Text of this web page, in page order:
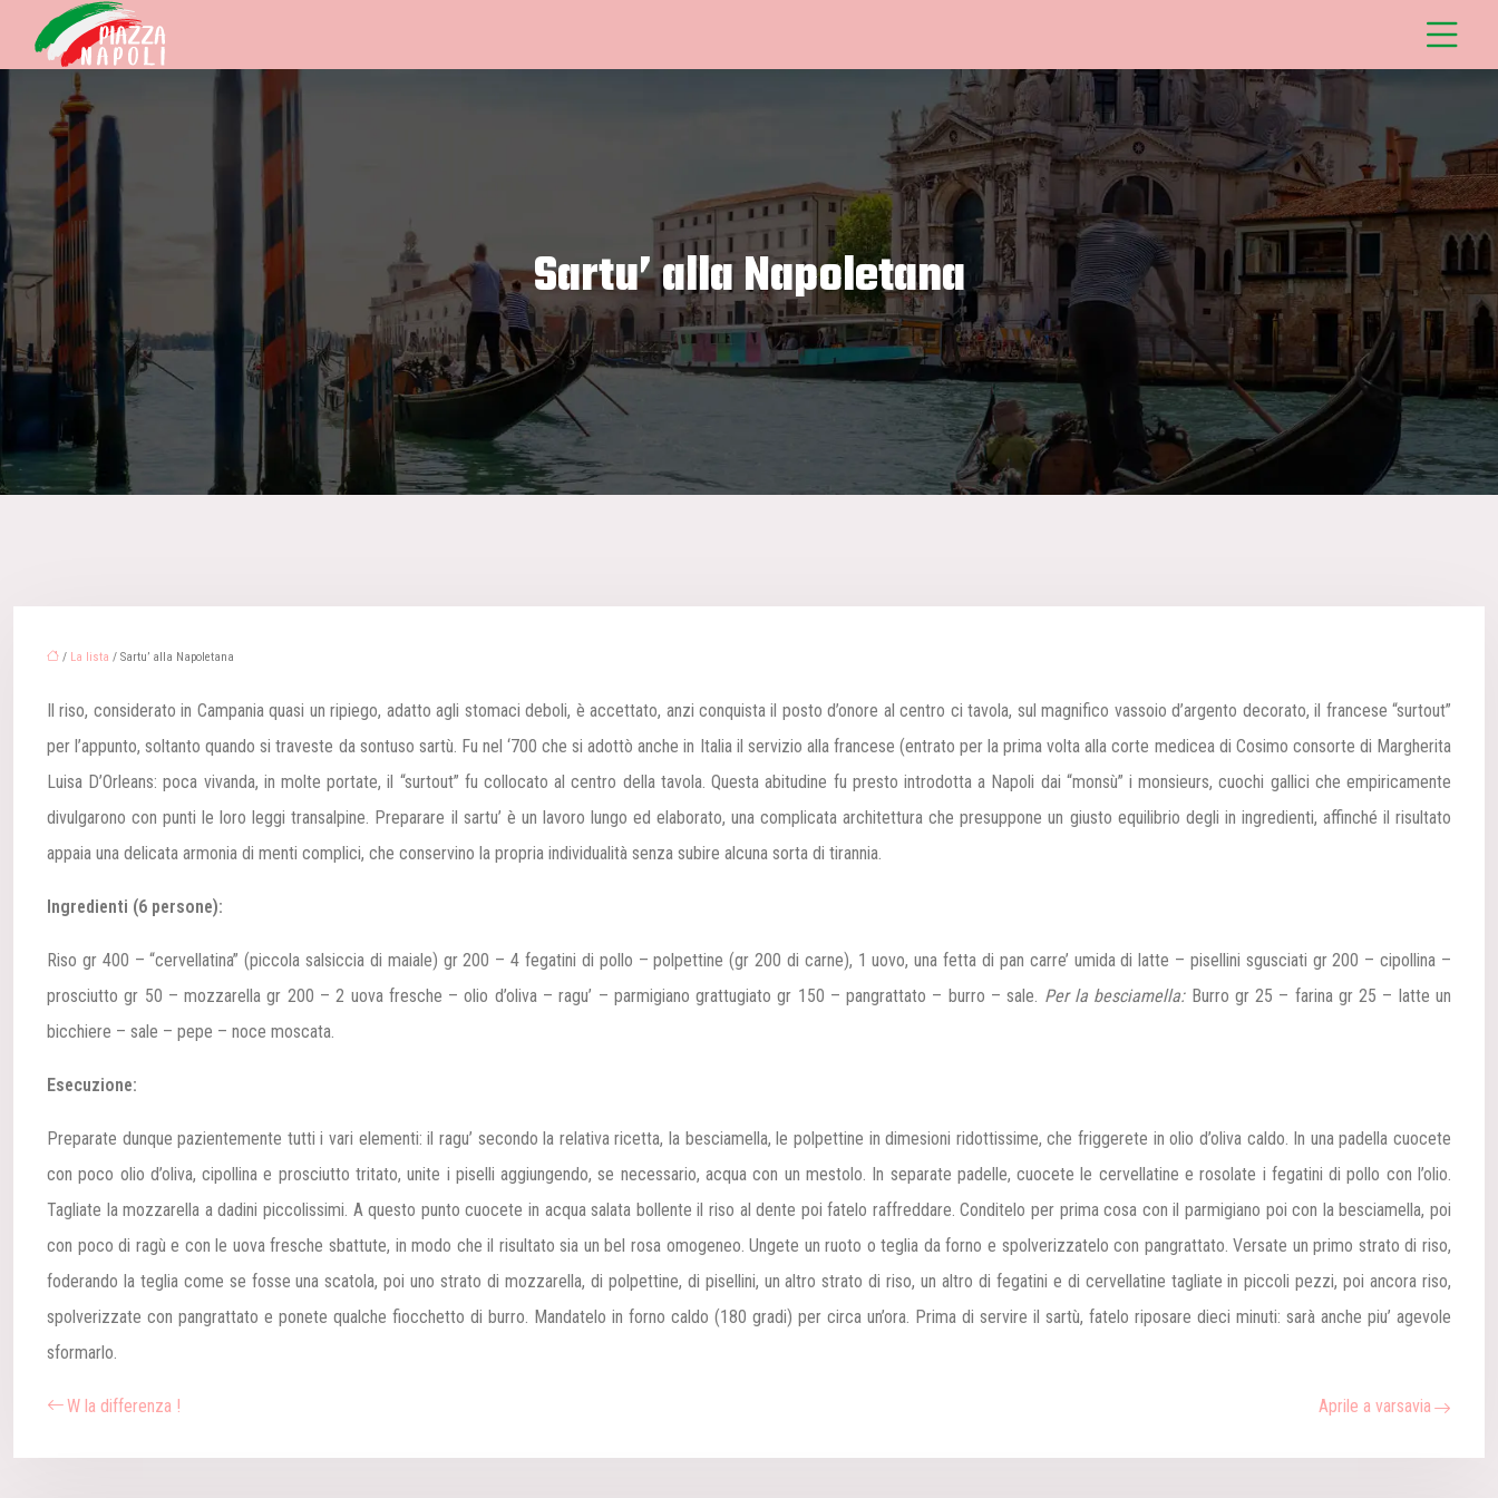
Sartu’ alla Napoletana
/ La lista / Sartu’ alla Napoletana
Il riso, considerato in Campania quasi un ripiego, adatto agli stomaci deboli, è accettato, anzi conquista il posto d’onore al centro ci tavola, sul magnifico vassoio d’argento decorato, il francese “surtout”
per l’appunto, soltanto quando si traveste da sontuso sartù. Fu nel ‘700 che si adottò anche in Italia il servizio alla francese (entrato per la prima volta alla corte medicea di Cosimo consorte di Margherita
Luisa D’Orleans: poca vivanda, in molte portate, il “surtout” fu collocato al centro della tavola. Questa abitudine fu presto introdotta a Napoli dai “monsù” i monsieurs, cuochi gallici che empiricamente
divulgarono con punti le loro leggi transalpine. Preparare il sartu’ è un lavoro lungo ed elaborato, una complicata architettura che presuppone un giusto equilibrio degli in ingredienti, affinché il risultato
appaia una delicata armonia di menti complici, che conservino la propria individualità senza subire alcuna sorta di tirannia.
Ingredienti (6 persone):
Riso gr 400 – “cervellatina” (piccola salsiccia di maiale) gr 200 – 4 fegatini di pollo – polpettine (gr 200 di carne), 1 uovo, una fetta di pan carre’ umida di latte – pisellini sgusciati gr 200 – cipollina –
prosciutto gr 50 – mozzarella gr 200 – 2 uova fresche – olio d’oliva – ragu’ – parmigiano grattugiato gr 150 – pangrattato – burro – sale. Per la besciamella:Burro gr 25 – farina gr 25 – latte un
bicchiere – sale – pepe – noce moscata.
Esecuzione:
Preparate dunque pazientemente tutti i vari elementi: il ragu’ secondo la relativa ricetta, la besciamella, le polpettine in dimesioni ridottissime, che friggerete in olio d’oliva caldo. In una padella cuocete
con poco olio d’oliva, cipollina e prosciutto tritato, unite i piselli aggiungendo, se necessario, acqua con un mestolo. In separate padelle, cuocete le cervellatine e rosolate i fegatini di pollo con l’olio.
Tagliate la mozzarella a dadini piccolissimi. A questo punto cuocete in acqua salata bollente il riso al dente poi fatelo raffreddare. Conditelo per prima cosa con il parmigiano poi con la besciamella, poi
con poco di ragù e con le uova fresche sbattute, in modo che il risultato sia un bel rosa omogeneo. Ungete un ruoto o teglia da forno e spolverizzatelo con pangrattato. Versate un primo strato di riso,
foderando la teglia come se fosse una scatola, poi uno strato di mozzarella, di polpettine, di pisellini, un altro strato di riso, un altro di fegatini e di cervellatine tagliate in piccoli pezzi, poi ancora riso,
spolverizzate con pangrattato e ponete qualche fiocchetto di burro. Mandatelo in forno caldo (180 gradi) per circa un’ora. Prima di servire il sartù, fatelo riposare dieci minuti: sarà anche piu’ agevole
sformarlo.
W la differenza ! Aprile a varsavia